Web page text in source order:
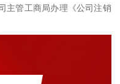
主管工商局办理《公司注销